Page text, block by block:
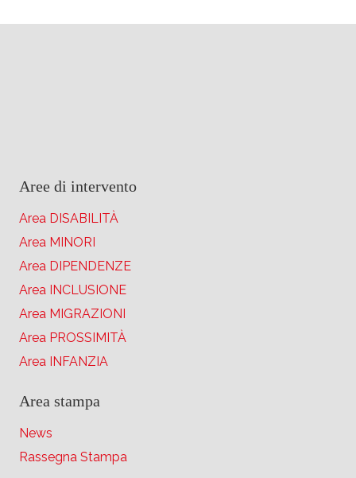
Aree di intervento
Area DISABILITÀ
Area MINORI
Area DIPENDENZE
Area INCLUSIONE
Area MIGRAZIONI
Area PROSSIMITÀ
Area INFANZIA
Area stampa
News
Rassegna Stampa